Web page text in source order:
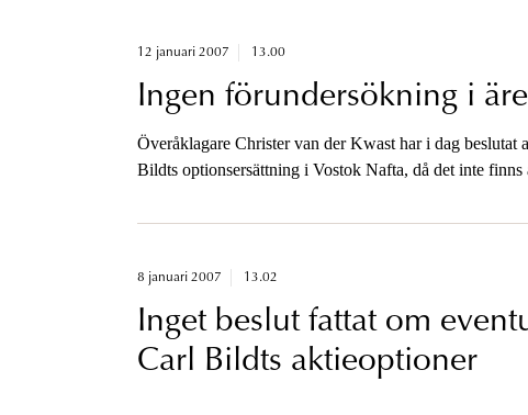
12 januari 2007 13.00
Ingen förundersökning i
Överåklagare Christer van der Kwast har i dag
Bildts optionsersättning i Vostok Nafta, då det inte
8 januari 2007 13.02
Inget beslut fattat om
Carl Bildts aktieoptioner